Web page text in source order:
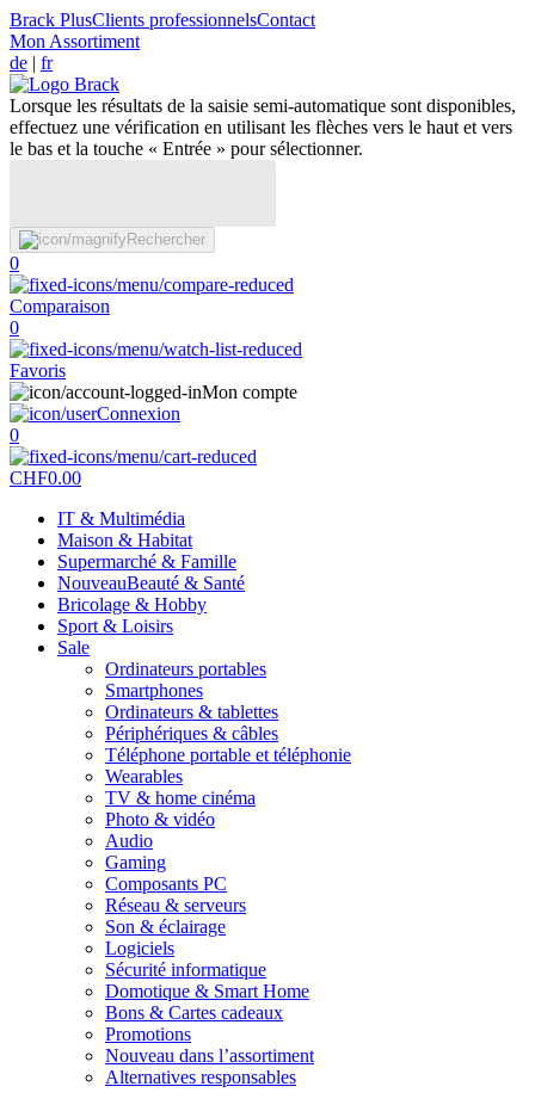
Brack PlusClients professionnelsContact
Mon Assortiment
de | fr
Lorsque les résultats de la saisie semi-automatique sont disponibles,
effectuez une vérification en utilisant les flèches vers le haut et vers
le bas et la touche « Entrée » pour sélectionner.
Rechercher
0
Comparaison
0
Favoris
Mon compte
Connexion
0
CHF0.00
IT & Multimédia
Maison & Habitat
Supermarché & Famille
NouveauBeauté & Santé
Bricolage & Hobby
Sport & Loisirs
Sale
Ordinateurs portables
Smartphones
Ordinateurs & tablettes
Périphériques & câbles
Téléphone portable et téléphonie
Wearables
TV & home cinéma
Photo & vidéo
Audio
Gaming
Composants PC
Réseau & serveurs
Son & éclairage
Logiciels
Sécurité informatique
Domotique & Smart Home
Bons & Cartes cadeaux
Promotions
Nouveau dans l’assortiment
Alternatives responsables